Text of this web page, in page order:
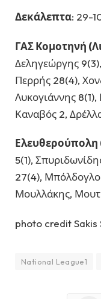
Δεκάλεπτα: 29-
ΓΑΣ Κομοτηνή
Δεληγεώργης 9(3),
Περρής 28(4),
Λυκογιάννης
Καναβός 2,
5(1),
27(4),
Μουλλάκης,
photo credit Sakis
National League1